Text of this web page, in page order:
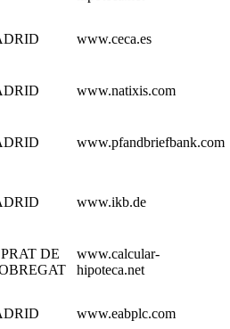
www.ceca.es
www.natixis.com
www.pfandbriefbank.com
www.ikb.de
DE
www.calcular-
hipoteca.net
www.eabplc.com